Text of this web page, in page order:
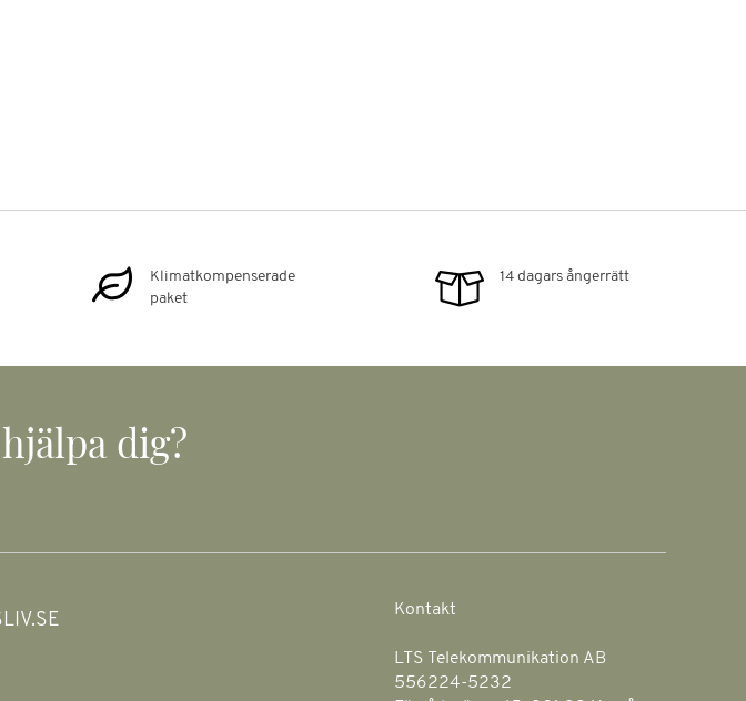
Klimatkompenserade
paket
14 dagars ångerrätt
dig?
Kontakt
LTS Telekommunikation AB
556224-5232